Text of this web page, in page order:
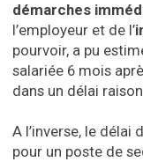
démarches
l’employeur et de l’
pourvoir, a pu
salariée 6 mois
dans un délai
A l’inverse, le délai
pour un poste de